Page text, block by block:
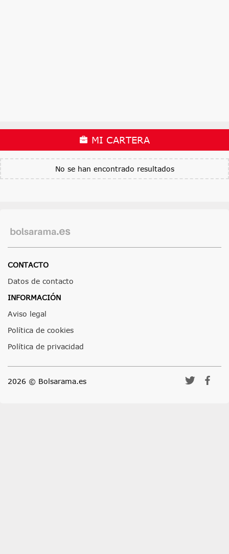
MI CARTERA
No se han encontrado resultados
CONTACTO
Datos de contacto
INFORMACIÓN
Aviso legal
Política de cookies
Política de privacidad
2026 © Bolsarama.es